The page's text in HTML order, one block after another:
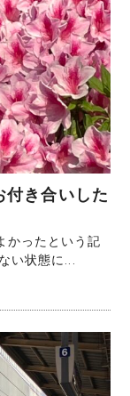
付き合いした
かったという記
い状態に...